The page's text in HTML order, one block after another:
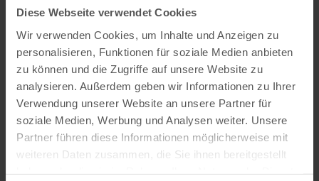
Diese Webseite verwendet Cookies
Wir verwenden Cookies, um Inhalte und Anzeigen zu
personalisieren, Funktionen für soziale Medien anbieten
zu können und die Zugriffe auf unsere Website zu
analysieren. Außerdem geben wir Informationen zu Ihrer
Verwendung unserer Website an unsere Partner für
soziale Medien, Werbung und Analysen weiter. Unsere
Partner führen diese Informationen möglicherweise mit
weiteren Daten zusammen, die Sie ihnen bereitgestellt
bekannte Formation „Blechformat“ wird das
Publikum zu Beginn des Abends unterhalten.
Für das leibliche Wohl im Oktoberfestgewand
ist natürlich durch das bewährte Tennen-Team
ebenfalls gesorgt!
Impressionen